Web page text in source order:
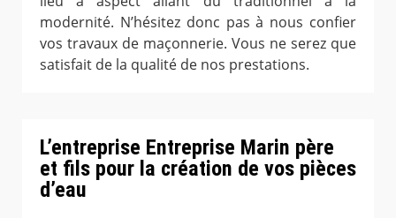
modernité. N’hésitez donc pas à nous confier
vos travaux de maçonnerie. Vous ne serez que
satisfait de la qualité de nos prestations.
L’entreprise Entreprise Marin père
et fils pour la création de vos pièces
d’eau